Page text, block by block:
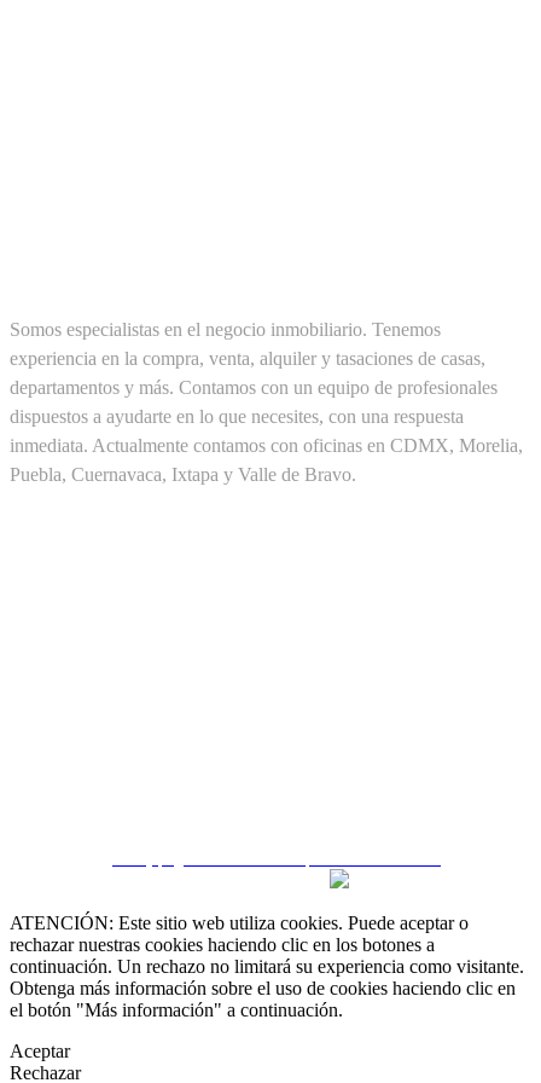
Somos especialistas en el negocio inmobiliario. Tenemos
experiencia en la compra, venta, alquiler y tasaciones de casas,
departamentos y más. Contamos con un equipo de profesionales
dispuestos a ayudarte en lo que necesites, con una respuesta
inmediata. Actualmente contamos con oficinas en CDMX, Morelia,
Puebla, Cuernavaca, Ixtapa y Valle de Bravo.
ATENCIÓN: Este sitio web utiliza cookies. Puede aceptar o
rechazar nuestras cookies haciendo clic en los botones a
continuación. Un rechazo no limitará su experiencia como visitante.
Obtenga más información sobre el uso de cookies haciendo clic en
el botón "Más información" a continuación.
Aceptar
Rechazar